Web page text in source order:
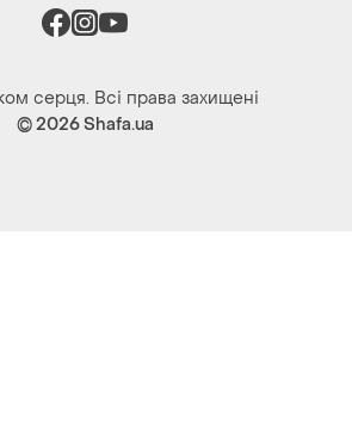
серця. Всі права захищені
© 2026Shafa.ua